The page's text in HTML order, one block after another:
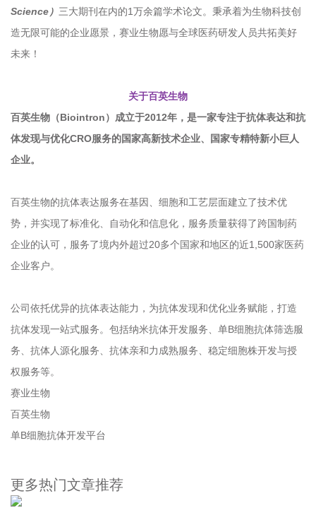
Science） 三大期刊在内的1万余篇学术论文。秉承着为生物科技创
造无限可能的企业愿景，赛业生物愿与全球医药研发人员共拓美好
未来！
关于百英生物
百英生物（Biointron）成立于2012年，是一家专注于抗体表达和抗
体发现与优化CRO服务的国家高新技术企业、国家专精特新小巨人
企业。
百英生物的抗体表达服务在基因、细胞和工艺层面建立了技术优
势，并实现了标准化、自动化和信息化，服务质量获得了跨国制药
企业的认可，服务了境内外超过20多个国家和地区的近1,500家医药
企业客户。
公司依托优异的抗体表达能力，为抗体发现和优化业务赋能，打造
抗体发现一站式服务。包括纳米抗体开发服务、单B细胞抗体筛选服
务、抗体人源化服务、抗体亲和力成熟服务、稳定细胞株开发与授
权服务等。
赛业生物
百英生物
单B细胞抗体开发平台
更多热门文章推荐